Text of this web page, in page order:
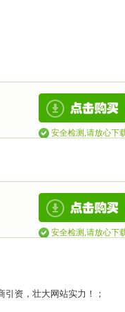
安全检测,请放心下
安全检测,请放心下
资，壮大网站实力！；